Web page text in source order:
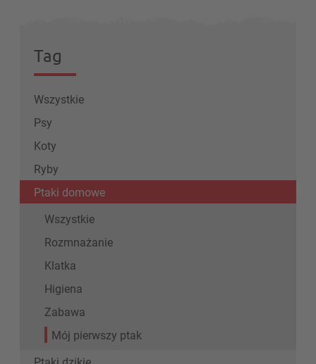
Tag
Wszystkie
Psy
Koty
Ryby
Ptaki domowe
Wszystkie
Rozmnażanie
Klatka
Higiena
Zabawa
Mój pierwszy ptak